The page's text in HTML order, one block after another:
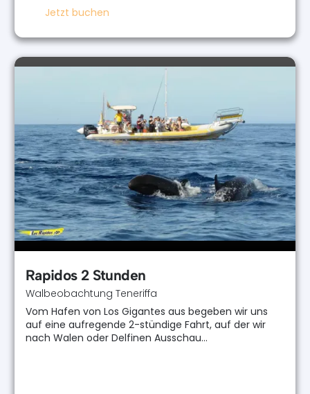
Jetzt buchen
Rapidos 2 Stunden
Walbeobachtung Teneriffa
Vom Hafen von Los Gigantes aus begeben wir uns
auf eine aufregende 2-stündige Fahrt, auf der wir
nach Walen oder Delfinen Ausschau…